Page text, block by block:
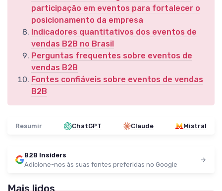
participação em eventos para fortalecer o
posicionamento da empresa
Indicadores quantitativos dos eventos de
vendas B2B no Brasil
Perguntas frequentes sobre eventos de
vendas B2B
Fontes confiáveis sobre eventos de vendas
B2B
Resumir ChatGPT Claude Mistral
B2B Insiders
Adicione-nos às suas fontes preferidas no Google
Mais lidos